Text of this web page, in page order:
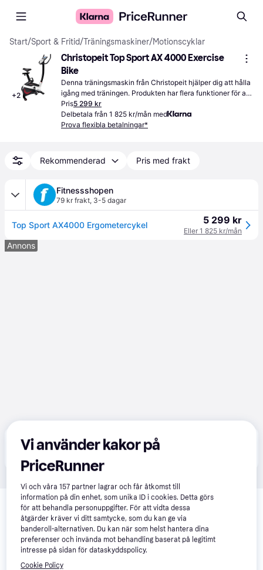
Start/Sport & Fritid/Träningsmaskiner/Motionscyklar
+2
Christopeit Top Sport AX 4000 Exercise
Bike
Denna träningsmaskin från Christopeit hjälper dig att hålla
igång med träningen. Produkten har flera funktioner för att
göra din träning roligare.
Pris5 299 kr
Delbetala från 1 825 kr/mån med
Prova flexibla betalningar*
Rekommenderad Pris med frakt
Fitnessshopen
79 kr frakt, 3-5 dagar
Top Sport AX4000 Ergometercykel 5 299 kr
Eller 1 825 kr/mån
Annons
Produkten finns även hos 1 butik som valt att inte
Relaterade produkter
Vi har plockat fram ett urval av produkter som kanske skulle
intressera dig. Visa alla
Vi använder kakor på
PriceRunner
Vi och våra157 partner lagrar och får åtkomst till
information på din enhet, som unika ID i cookies. Detta görs
för att behandla personuppgifter. För att vidta dessa
åtgärder kräver vi ditt samtycke, som du kan ge via
banderoll-alternativen. Du kan när som helst hantera dina
preferenser och invända mot behandling baserat på legitimt
intresse på sidan för dataskyddspolicy.
Cookie Policy